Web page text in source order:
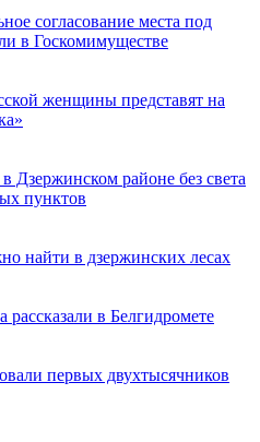
согласование места под
в Госкомимуществе
женщины представят на
районе без света
пунктов
найти в дзержинских лесах
рассказали в Белгидромете
первых двухтысячников